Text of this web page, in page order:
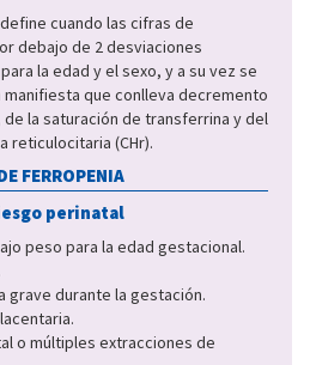
cuando las cifras de
debajo de 2 desviaciones
la edad y el sexo, y a su vez se
que conlleva decremento
la saturación de transferrina y del
reticulocitaria (CHr).
FERROPENIA
perinatal
peso para la edad gestacional.
grave durante la gestación.
o múltiples extracciones de